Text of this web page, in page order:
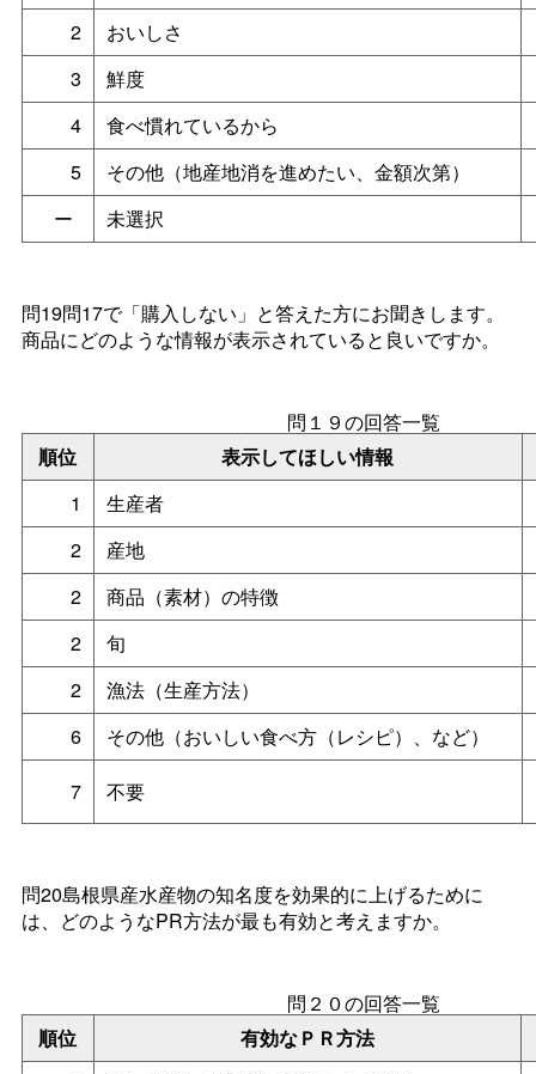
2
おいしさ
3
鮮度
4
食べ慣れているから
5
その他（地産地消を進めたい、金額次第）
ー
未選択
問19問17で「購入しない」と答えた方にお聞きします。
商品にどのような情報が表示されていると良いですか。
順位 表示してほしい情報
問１９の回答一覧
1
生産者
2
産地
2
商品（素材）の特徴
2
旬
2
漁法（生産方法）
6
その他（おいしい食べ方（レシピ）、など）
7
不要
問20島根県産水産物の知名度を効果的に上げるために
は、どのようなPR方法が最も有効と考えますか。
順位 有効なＰＲ方法
問２０の回答一覧